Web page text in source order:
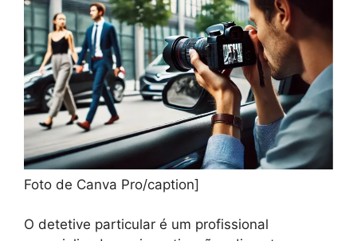
Foto de Canva Pro/caption]
O detetive particular é um profissional